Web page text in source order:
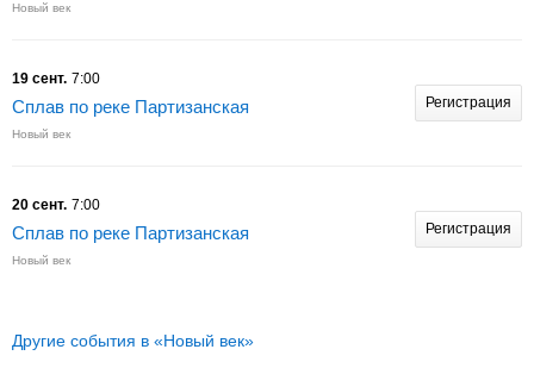
Новый век
19 сент. 7:00
Сплав по реке Партизанская
Новый век
Регистрация
20 сент. 7:00
Сплав по реке Партизанская
Новый век
Регистрация
Другие события в «Новый век»